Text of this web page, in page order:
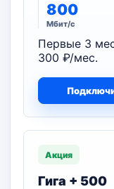
800
Мбит/с
Первые 3
300 ₽/мес.
Акция
Гига + 500